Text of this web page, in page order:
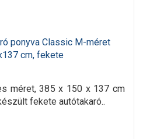
ponyva Classic M-méret
cm, fekete
méret, 385 x 150 x 137 cm
fekete autótakaró..